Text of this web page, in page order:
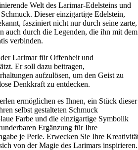
Welt des Larimar-Edelsteins und
Dieser einzigartige Edelstein,
fasziniert nicht nur durch seine zarte,
auch durch die Legenden, die ihn mit dem
verbinden.
Larimar für Offenheit und
Er soll dazu beitragen,
aufzulösen, um den Geist zu
Denkkraft zu entdecken.
ermöglichen es Ihnen, ein Stück dieser
selbst gestalteten Schmuck
Farbe und die einzigartige Symbolik
Ergänzung für Ihre
je Perle. Erwecken Sie Ihre
von der Magie des Larimars inspirieren.